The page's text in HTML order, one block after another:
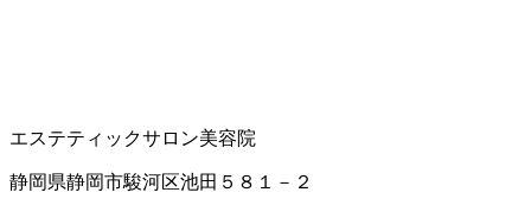
エステティックサロン美容院
静岡県静岡市駿河区池田５８１－２